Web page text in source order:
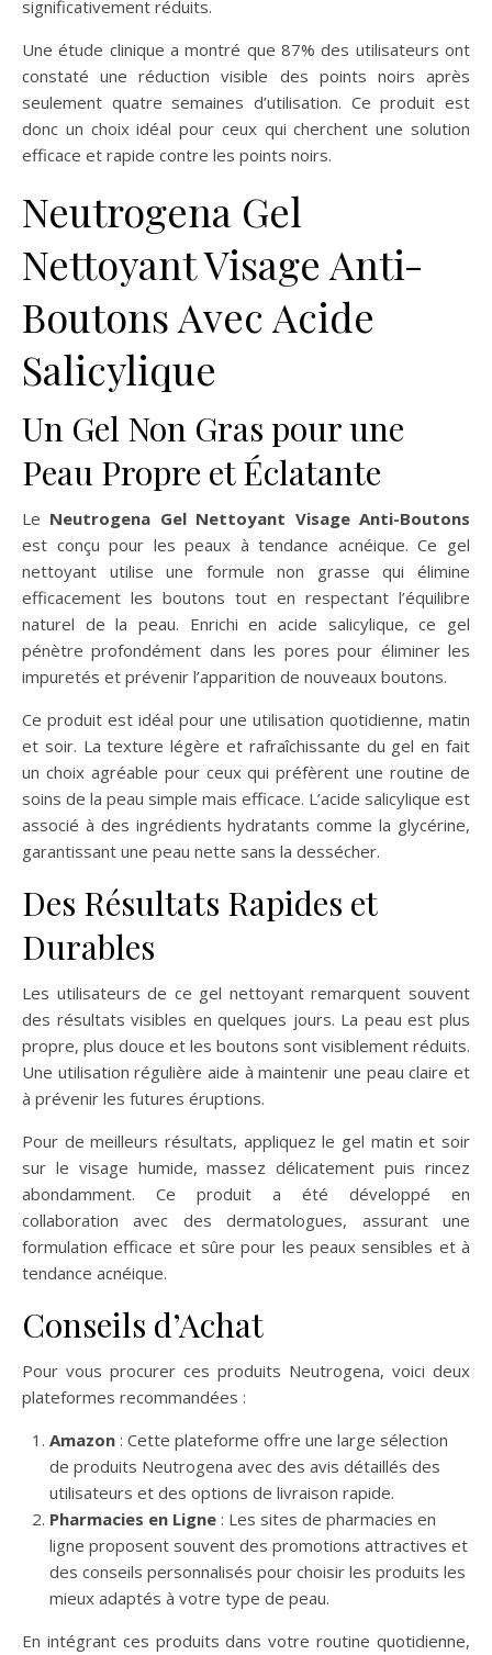
significativement réduits.
Une étude clinique a montré que 87% des utilisateurs ont
constaté une réduction visible des points noirs après
seulement quatre semaines d’utilisation. Ce produit est
donc un choix idéal pour ceux qui cherchent une solution
efficace et rapide contre les points noirs.
Neutrogena Gel
Nettoyant Visage Anti-
Boutons Avec Acide
Salicylique
Un Gel Non Gras pour une
Peau Propre et Éclatante
Le Neutrogena Gel Nettoyant Visage Anti-Boutons
est conçu pour les peaux à tendance acnéique. Ce gel
nettoyant utilise une formule non grasse qui élimine
efficacement les boutons tout en respectant l’équilibre
naturel de la peau. Enrichi en acide salicylique, ce gel
pénètre profondément dans les pores pour éliminer les
impuretés et prévenir l’apparition de nouveaux boutons.
Ce produit est idéal pour une utilisation quotidienne, matin
et soir. La texture légère et rafraîchissante du gel en fait
un choix agréable pour ceux qui préfèrent une routine de
soins de la peau simple mais efficace. L’acide salicylique est
associé à des ingrédients hydratants comme la glycérine,
garantissant une peau nette sans la dessécher.
Des Résultats Rapides et
Durables
Les utilisateurs de ce gel nettoyant remarquent souvent
des résultats visibles en quelques jours. La peau est plus
propre, plus douce et les boutons sont visiblement réduits.
Une utilisation régulière aide à maintenir une peau claire et
à prévenir les futures éruptions.
Pour de meilleurs résultats, appliquez le gel matin et soir
sur le visage humide, massez délicatement puis rincez
abondamment. Ce produit a été développé en
collaboration avec des dermatologues, assurant une
formulation efficace et sûre pour les peaux sensibles et à
tendance acnéique.
Conseils d’Achat
Pour vous procurer ces produits Neutrogena, voici deux
plateformes recommandées :
Amazon : Cette plateforme offre une large sélection
de produits Neutrogena avec des avis détaillés des
utilisateurs et des options de livraison rapide.
Pharmacies en Ligne : Les sites de pharmacies en
ligne proposent souvent des promotions attractives et
des conseils personnalisés pour choisir les produits les
mieux adaptés à votre type de peau.
En intégrant ces produits dans votre routine quotidienne,